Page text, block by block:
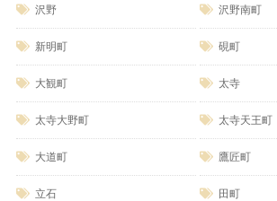
沢野 沢野南町
新明町 硯町
大観町 太寺
太寺大野町 太寺天王町
大道町 鷹匠町
立石 田町